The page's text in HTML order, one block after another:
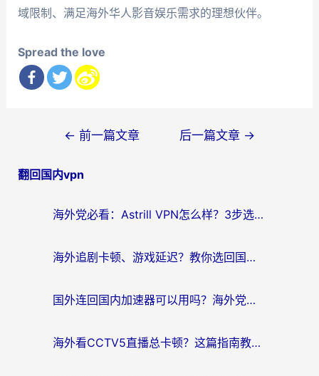
域限制、满足海外华人影音娱乐需求的理想伙伴。
Spread the love
导
← 前一篇文章 后一篇文章 →
翻回国内vpn
海外党必看：Astrill VPN怎么样？3步选对回国加速器实现无缝刷剧玩游戏
海外追剧卡顿、游戏延迟？教你选回国加速器，附免费加速器试用一小时福利
国外连回国内加速器可以用吗？海外党亲测实用指南，解决追剧游戏卡顿难题
海外看CCTV5直播总卡顿？这篇指南教你选对回国加速器，无缝刷国内资源